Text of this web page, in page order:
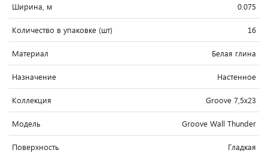
Ширина, м 0.075
Количество в упаковке (шт) 16
Материал Белая глина
Назначение Настенное
Коллекция Groove 7,5x23
Модель Groove Wall Thunder
Поверхность Гладкая